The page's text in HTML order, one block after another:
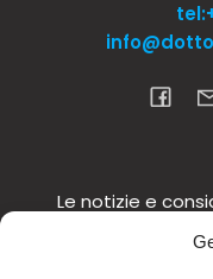
Le notizie e
carattere
alcun modo dare